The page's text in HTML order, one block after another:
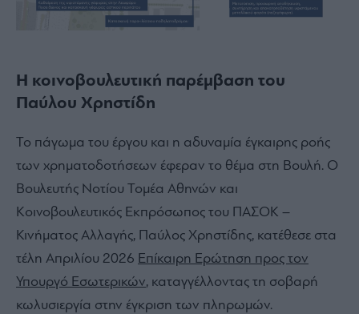
Η κοινοβουλευτική παρέμβαση του
Παύλου Χρηστίδη
Το πάγωμα του έργου και η αδυναμία έγκαιρης ροής
των χρηματοδοτήσεων έφεραν το θέμα στη Βουλή. Ο
Βουλευτής Νοτίου Τομέα Αθηνών και
Κοινοβουλευτικός Εκπρόσωπος του ΠΑΣΟΚ –
Κινήματος Αλλαγής, Παύλος Χρηστίδης, κατέθεσε στα
τέλη Απριλίου 2026 Επίκαιρη Ερώτηση προς τον
Υπουργό Εσωτερικών, καταγγέλλοντας τη σοβαρή
κωλυσιεργία στην έγκριση των πληρωμών.